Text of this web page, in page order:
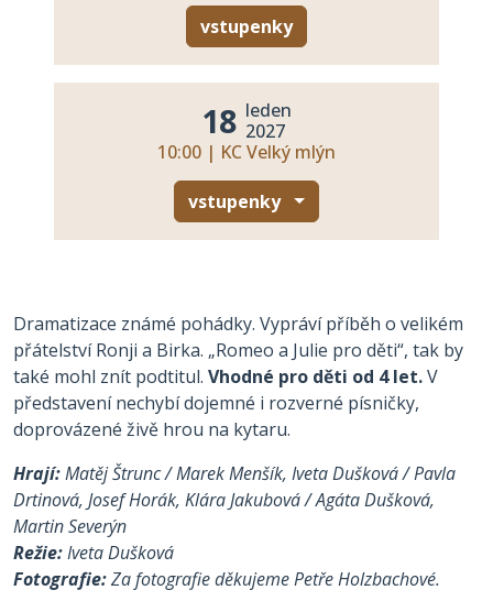
vstupenky
18 leden
2027
10:00 | KC Velký mlýn
vstupenky
Dramatizace známé pohádky. Vypráví příběh o velikém
přátelství Ronji a Birka. „Romeo a Julie pro děti“, tak by
také mohl znít podtitul. Vhodné pro děti od 4 let.V
představení nechybí dojemné i rozverné písničky,
doprovázené živě hrou na kytaru.
Hrají:Matěj Štrunc / Marek Menšík, Iveta Dušková / Pavla
Drtinová, Josef Horák, Klára Jakubová / Agáta Dušková,
Martin Severýn
Režie:Iveta Dušková
Fotografie:Za fotografie děkujeme Petře Holzbachové.